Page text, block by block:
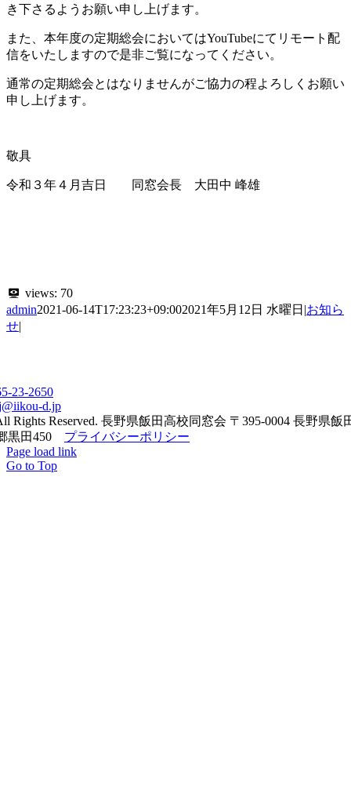
き下さるようお願い申し上げます。
また、本年度の定期総会においてはYouTubeにてリモート配
信をいたしますので是非ご覧になってください。
通常の定期総会とはなりませんがご協力の程よろしくお願い
申し上げます。
敬具
令和３年４月吉日 同窓会長 大田中 峰雄
views: 70
admin2021-06-14T17:23:23+09:002021年5月12日 水曜日 |お知ら
せ|
23-2650
d.jp
Rights Reserved. 長野県飯田高校同窓会 〒395-0004 長野県飯
黒田450 プライバシーポリシー
Page load link
Go to Top